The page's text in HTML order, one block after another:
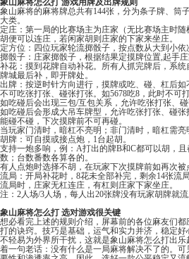
象山麻将怎么打 游戏用牌及出牌规则
象山麻将的麻将牌总共有144张，分为条子牌、筒
大类。
定庄：第一局的比赛场主为庄家（无比赛场主时
胡便可以连庄，若闲家胡则庄家的下家来坐庄。
定方位：四位玩家轮流掷骰子，按点数从大到小依
掷骰子：庄家掷骰子，根据结果定摸牌位置,起手庄
补花：摸到花牌自动补花。所有人抓完牌后，系
牌城最后补，即开牌处。
出牌：按逆时针方向进行，摸牌或吃、碰、杠后如
不可吃张打张、碰张打张。如5678吃8，此时不可
如吃碰后会出现三包/互包关系，允许吃张打张、碰
如吃碰后会形成大吊车牌型，允许吃张打张、碰张
能碰不碰，下次摸牌前不可再碰。
当玩家门清时，暗杠不亮明；非门清时，暗杠需亮
胡牌：可自摸或接点炮，1台起胡。
支持一炮多响，例：A打出的牌B和C都可以胡，
数；台数番数各算各的。
有人点炮时选择不胡，在玩家下次摸牌前如再次被
流局：开局补花时，8花未全部补完，剩余14张流
流局时，庄家无杠连庄，有杠则庄家下家坐庄。
注：2人场/3人场，每人出20张牌没有玩家胡牌就流
象山麻将怎么打 选对游戏很关键
想必看完上述的规则介绍，屏幕前的各位麻友们
打的诀窍。技巧是基础，运气和实力并济，稳定好
不轻易为外界所干扰，这就是象山麻将怎么打出
着一句老话：没有什么是一局麻将解决不了的。